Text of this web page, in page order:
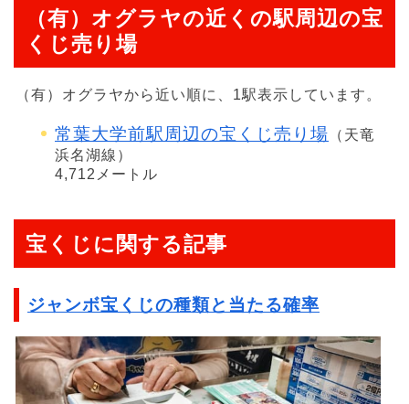
（有）オグラヤの近くの駅周辺の宝
くじ売り場
（有）オグラヤから近い順に、1駅表示しています。
常葉大学前駅周辺の宝くじ売り場 （天竜
浜名湖線）
4,712メートル
宝くじに関する記事
ジャンボ宝くじの種類と当たる確率